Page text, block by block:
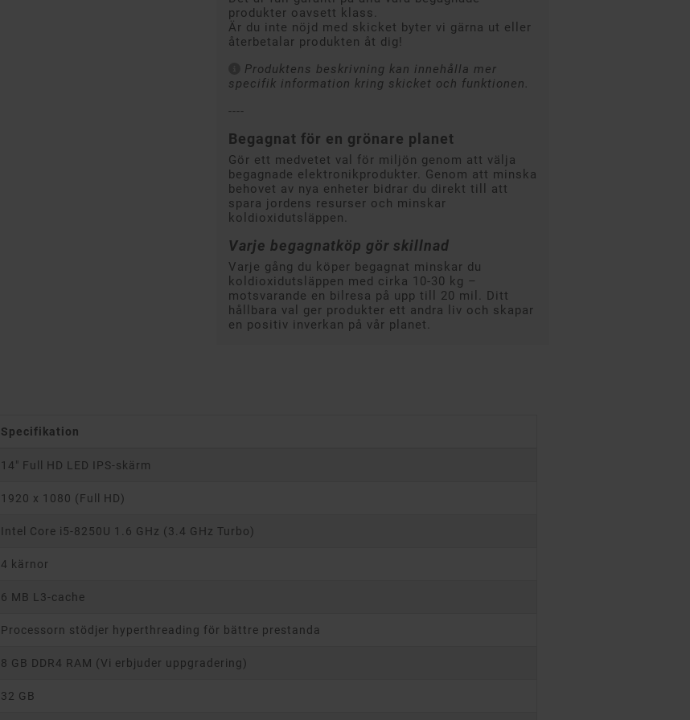
produkter oavsett klass.
Är du inte nöjd med skicket byter vi gärna ut eller
återbetalar produkten åt dig!
Produktens beskrivning kan innehålla mer
specifik information kring skicket och funktionen.
----
Begagnat för en grönare planet
Gör ett medvetet val för miljön genom att välja
begagnade elektronikprodukter. Genom att minska
behovet av nya enheter bidrar du direkt till att
spara jordens resurser och minskar
koldioxidutsläppen.
Varje begagnatköp gör skillnad
Varje gång du köper begagnat minskar du
koldioxidutsläppen med cirka 10-30 kg –
motsvarande en bilresa på upp till 20 mil. Ditt
hållbara val ger produkter ett andra liv och skapar
en positiv inverkan på vår planet.
Specifikation
14" Full HD LED IPS-skärm
1920 x 1080 (Full HD)
Intel Core i5-8250U 1.6 GHz (3.4 GHz Turbo)
4 kärnor
6 MB L3-cache
Processorn stödjer hyperthreading för bättre prestanda
8 GB DDR4 RAM (Vi erbjuder uppgradering)
32 GB